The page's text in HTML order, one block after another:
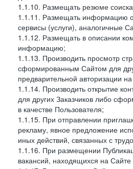
1.1.10. Размещать резюме
1.1.11. Размещать информацию о
сервисы (услуги), аналогичные
1.1.12. Размещать в описании
информацию;
1.1.13. Производить просмотр
сформированным Сайтом для
предварительной авторизации
1.1.14. Производить открытие
для других Заказчиков либо
в качестве Пользователя;
1.1.15. При отправлении
рекламу, явное предложение
иных действий, связанных с
1.1.16. При размещении
вакансий, находящихся на